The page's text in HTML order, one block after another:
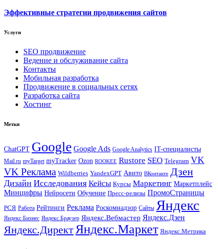
Эффективные стратегии продвижения сайтов
Услуги
SEO продвижение
Ведение и обслуживание сайта
Контакты
Мобильная разработка
Продвижение в социальных сетях
Разработка сайта
Хостинг
Метки
ChatGPT Google Google Ads Google Analytics IT-специалисты
Mail.ru myTarget myTracker Ozon ROOKEE Rustore SEO Telegram VK
VK Реклама Wildberries YandexGPT Авито ВКонтакте Дзен
Дизайн Исследования Кейсы Курсы Маркетинг Маркетплейс
Минцифры Нейросети Обучение Пресс-релизы ПромоСтраницы
РСЯ Работа Рейтинги Реклама Роскомнадзор Сайты Яндекс
Яндекс.Бизнес Яндекс.Браузер Яндекс.Вебмастер Яндекс.Дзен
Яндекс.ДиректЯндекс.Маркет Яндекс.Метрика